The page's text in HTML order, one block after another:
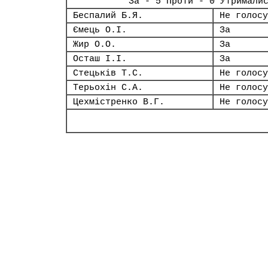
Беспалий Б.Я.
Не
Ємець О.І.
За
Жир О.О.
За
Осташ І.І.
За
Стецьків Т.С.
Не
Терьохін С.А.
Не
Цехмістренко В.Г.
Не